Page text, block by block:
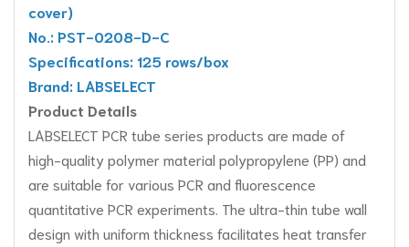
cover)
No.: PST-0208-D-C
Specifications: 125 rows/box
Brand: LABSELECT
Product Details
LABSELECT PCR tube series products are made of
high-quality polymer material polypropylene (PP) and
are suitable for various PCR and fluorescence
quantitative PCR experiments. The ultra-thin tube wall
design with uniform thickness facilitates heat transfer